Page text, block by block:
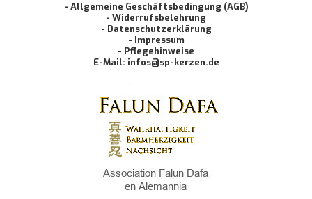
- Allgemeine Geschäftsbedingung (AGB)
- Widerrufsbelehrung
- Datenschutzerklärung
- Impressum
- Pflegehinweise
E-Mail: infos@sp-kerzen.de